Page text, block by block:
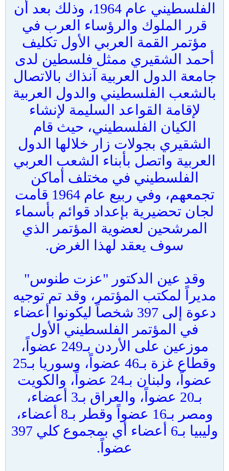
الفلسطيني عام 1964، وذلك بعد أن
قرر الملوك والرؤساء العرب في
مؤتمر القمة العربي الأول تكليف
أحمد الشقيري ممثل فلسطين لدى
جامعة الدول العربية آنذاك بالاتصال
بالشعب الفلسطيني والدول العربية
لإقامة القواعد السليمة لإنشاء
الكيان الفلسطيني، حيث قام
الشقيري بجولات زار خلالها الدول
العربية واتصل بأبناء الشعب العربي
الفلسطيني في مختلف أماكن
تجمعهم، وفي ربيع عام 1964 قامت
لجان تحضيرية بإعداد قوائم بأسماء
المرشحين لعضوية المؤتمر الذي
سوف يعقد لهذا الغرض.
وقد عين الدكتور "عزت طنوس"
مديراً لمكتب المؤتمر، وقد تم توجيه
دعوة إلى 397 شخصاً ليكونوا أعضاء
في المؤتمر الفلسطيني الأول
موزعين على الأردن بـ249 عضواً،
وقطاع غزة بـ46 عضواً، وسوريا بـ25
عضواً، ولبنان بـ24 عضواً، والكويت
بـ20 عضواً، والعراق بـ3 أعضاء،
ومصر بـ16 عضواً وقطر بـ8 أعضاء،
وليبيا بـ6 أعضاء أي بمجموع كلي 397
عضواً.